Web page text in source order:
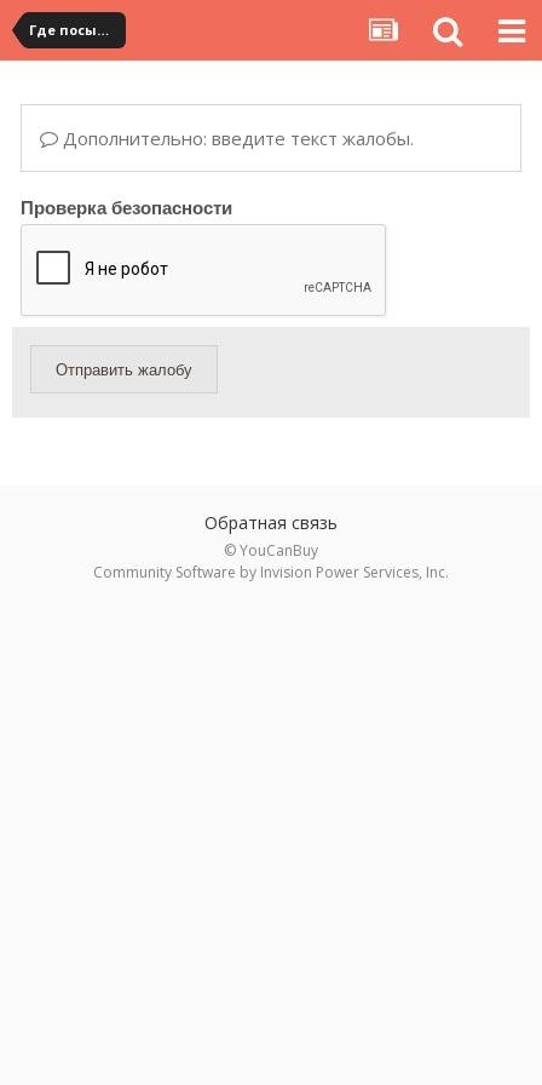
Где посылка?
Дополнительно: введите текст жалобы.
Проверка безопасности
Отправить жалобу
Обратная связь
© YouCanBuy
Community Software by Invision Power Services, Inc.